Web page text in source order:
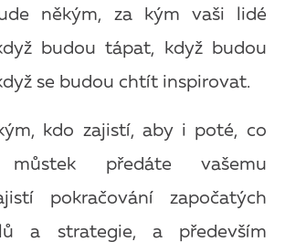
někým, za kým vaši lidé
budou tápat, když budou
se budou chtít inspirovat.
kdo zajistí, aby i poté, co
můstek předáte vašemu
pokračování započatých
a strategie, a především